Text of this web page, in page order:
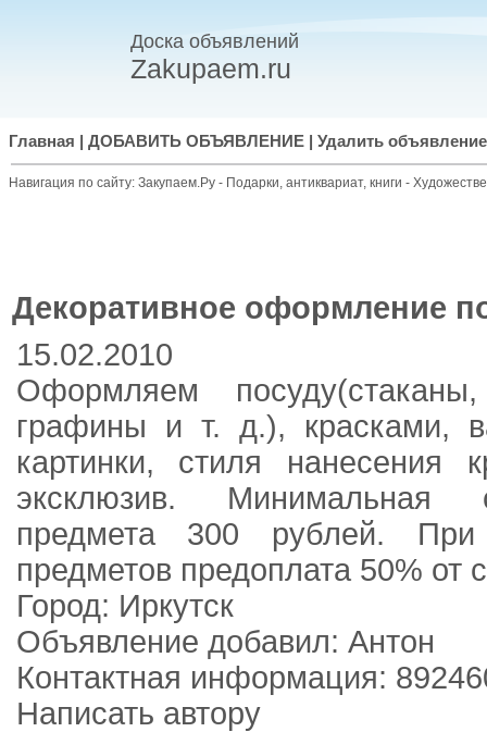
Доска объявлений
Zakupaem.ru
Главная ДОБАВИТЬ ОБЪЯВЛЕНИЕ Удалить объявление
Навигация по сайту: Закупаем.Ру - Подарки, антиквариат, книги -
Декоративное оформление
15.02.2010
Оформляем
графины и т. д.), красками,
картинки, стиля нанесения
эксклюзив. Минимальная
предмета 300 рублей.
предметов предоплата 50% от
Город: Иркутск
Объявление добавил: Антон
Контактная информация:
Написать автору